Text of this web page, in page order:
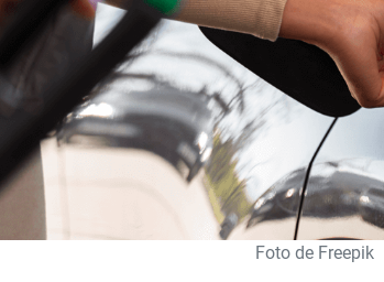
Foto de Freepik